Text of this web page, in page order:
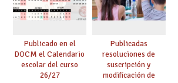
Publicado en el
DOCM el Calendario
escolar del curso
26/27
Publicadas
resoluciones de
suscripción y
modificación de